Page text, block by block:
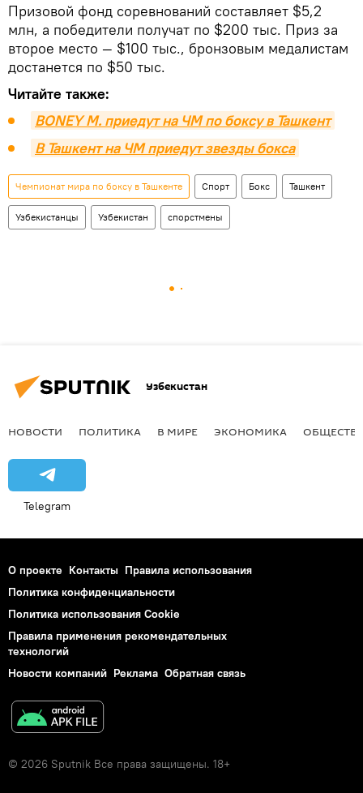
Призовой фонд соревнований составляет $5,2
млн, а победители получат по $200 тыс. Приз за
второе место — $100 тыс., бронзовым медалистам
достанется по $50 тыс.
Читайте также:
BONEY M. приедут на ЧМ по боксу в Ташкент
В Ташкент на ЧМ приедут звезды бокса
Чемпионат мира по боксу в Ташкенте Спорт Бокс Ташкент
Узбекистанцы Узбекистан спорстмены
Узбекистан
НОВОСТИ ПОЛИТИКА В МИРЕ ЭКОНОМИКА
Telegram
О проекте Контакты Правила использования
Политика конфиденциальности
Политика использования Cookie
Правила применения рекомендательных
технологий
Новости компаний Реклама Обратная связь
© 2026 Sputnik Все права защищены. 18+